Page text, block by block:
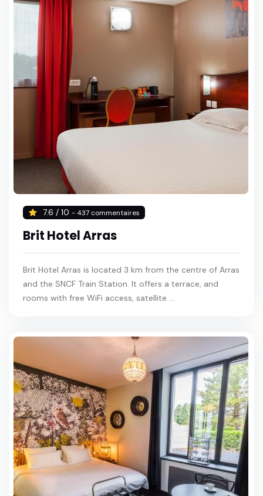
7.6 / 10 - 437 commentaires
Brit Hotel Arras
Brit Hotel Arras is located 3 km from the centre of Arras
and the SNCF Train Station. It offers a terrace, and
rooms with free WiFi access, satellite ...